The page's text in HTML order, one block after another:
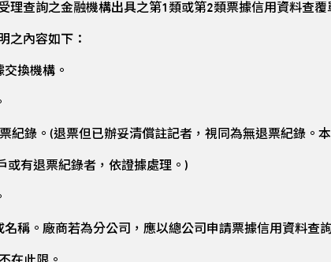
理查詢之金融機構出具之第1類或第2類票據信用資料查覆
之內容如下：
換機構。
紀錄。(退票但已辦妥清償註記者，視同為無退票紀錄。
或有退票紀錄者，依證據處理。)
名稱。廠商若為分公司，應以總公司申請票據信用資料查